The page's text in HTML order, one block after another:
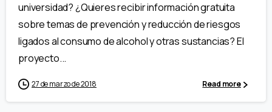
universidad? ¿Quieres recibir información gratuita
sobre temas de prevención y reducción de riesgos
ligados al consumo de alcohol y otras sustancias? El
proyecto...
27 de marzo de 2018 Read more